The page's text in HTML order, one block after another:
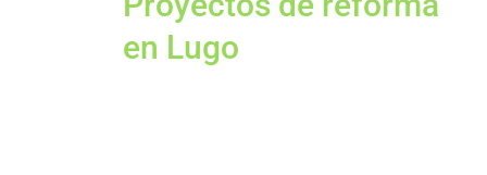
en Lugo